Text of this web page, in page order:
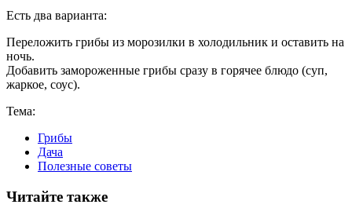
Есть два варианта:
Переложить грибы из морозилки в холодильник и оставить на
ночь.
Добавить замороженные грибы сразу в горячее блюдо (суп,
жаркое, соус).
Тема:
Грибы
Дача
Полезные советы
Читайте также